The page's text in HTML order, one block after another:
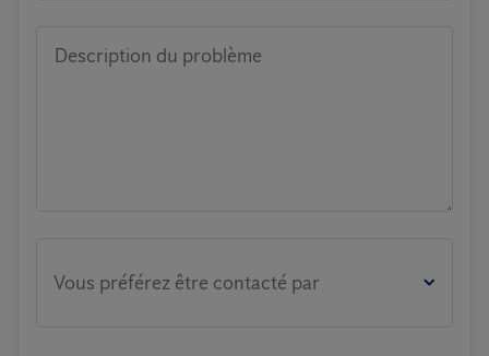
Description du problème
Vous préférez être contacté par